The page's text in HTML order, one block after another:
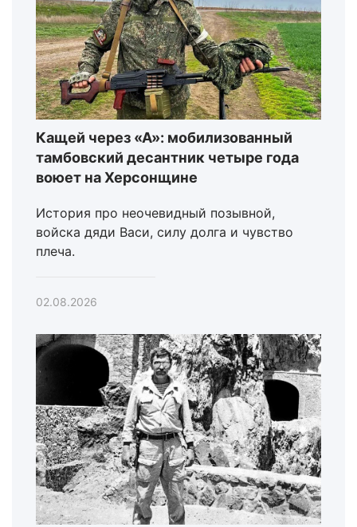
Кащей через «А»: мобилизованный
тамбовский десантник четыре года
воюет на Херсонщине
История про неочевидный позывной,
войска дяди Васи, силу долга и чувство
плеча.
02.08.2026